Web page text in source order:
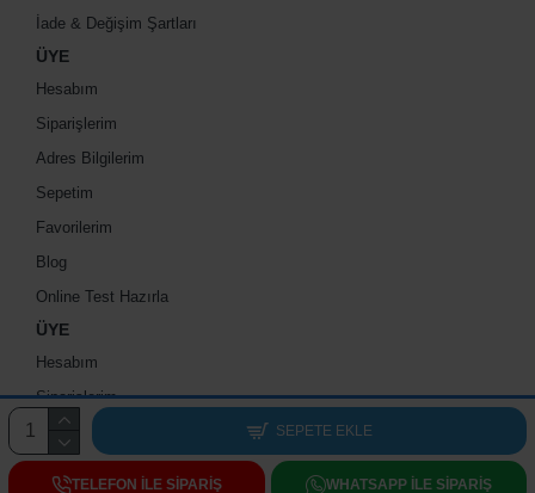
SEPETE EKLE
TELEFON ILE SIPARIŞ WHATSAPP ILE SIPARIŞ
İade & Değişim Şartları
ÜYE
Hesabım
Siparişlerim
Adres Bilgilerim
Sepetim
Favorilerim
Blog
Online Test Hazırla
ÜYE
Hesabım
Siparişlerim
Sepetim